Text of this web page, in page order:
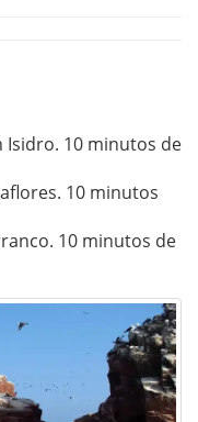
Isidro. 10 minutos de
10 minutos
10 minutos de